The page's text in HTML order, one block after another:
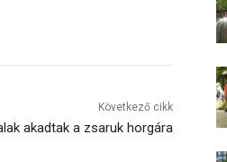
Következő cikk
akadtak a zsaruk horgára